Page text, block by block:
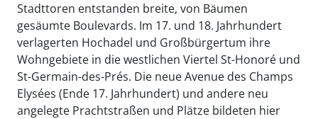
Stadttoren entstanden breite, von Bäumen
gesäumte Boulevards. Im 17. und 18. Jahrhundert
verlagerten Hochadel und Großbürgertum ihre
Wohngebiete in die westlichen Viertel St-Honoré und
St-Germain-des-Prés. Die neue Avenue des Champs
Elysées (Ende 17. Jahrhundert) und andere neu
angelegte Prachtstraßen und Plätze bildeten hier